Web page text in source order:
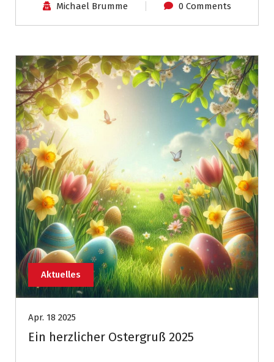
Michael Brumme 0 Comments
Aktuelles
Apr. 18 2025
Ein herzlicher Ostergruß 2025